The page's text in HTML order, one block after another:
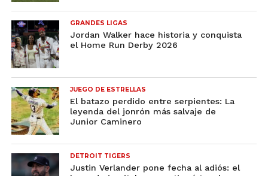
GRANDES LIGAS
Jordan Walker hace historia y conquista
el Home Run Derby 2026
JUEGO DE ESTRELLAS
El batazo perdido entre serpientes: La
leyenda del jonrón más salvaje de
Junior Caminero
DETROIT TIGERS
Justin Verlander pone fecha al adiós: el